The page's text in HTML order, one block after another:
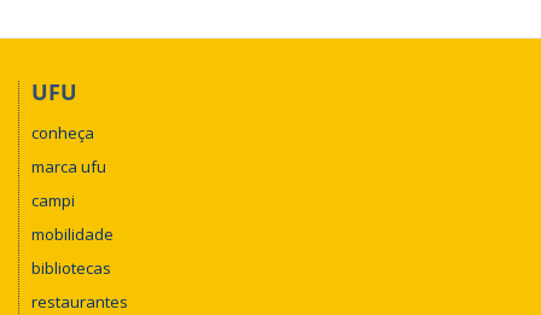
UFU
conheça
marca ufu
campi
mobilidade
bibliotecas
restaurantes